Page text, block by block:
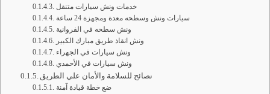
خدمات ونش سيارات متنقل
سيارات ونش وسطحه معدة ومجهزة 24 ساعة
ونش سطحه في الفروانية
ونش انقاذ طريق مبارك الكبير
ونش سيارات في الجهراء
ونش سيارات في الأحمدي
نصائح للسلامة والأمان علي الطريق
ضع خطة قيادة آمنة